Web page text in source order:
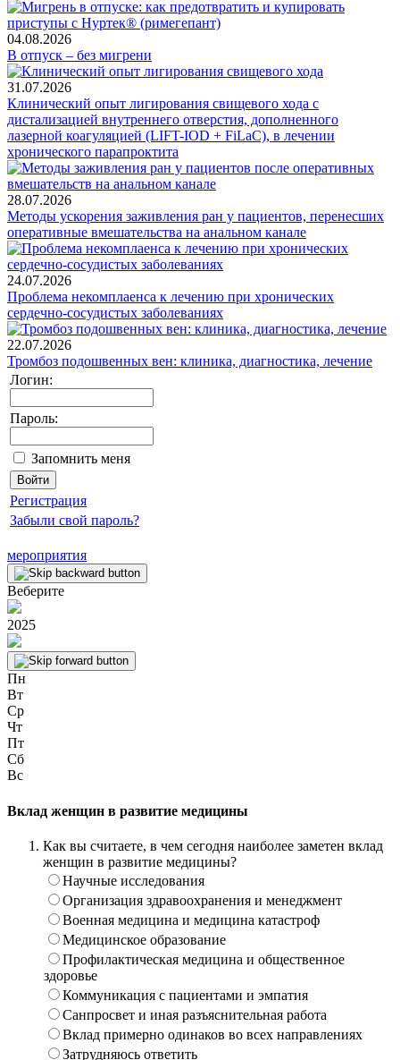
04.08.2026
В отпуск – без мигрени
31.07.2026
Клинический опыт лигирования свищевого хода с
дистализацией внутреннего отверстия, дополненного
лазерной коагуляцией (LIFT-IOD + FiLaC), в лечении
хронического парапроктита
28.07.2026
Методы ускорения заживления ран у пациентов, перенесших
оперативные вмешательства на анальном канале
24.07.2026
Проблема некомплаенса к лечению при хронических
сердечно-сосудистых заболеваниях
22.07.2026
Тромбоз подошвенных вен: клиника, диагностика, лечение
Логин:
Пароль:
Запомнить меня
Регистрация
Забыли свой пароль?
мероприятия
Веберите
2025
Пн
Вт
Ср
Чт
Пт
Сб
Вс
Вклад женщин в развитие медицины
Как вы считаете, в чем сегодня наиболее заметен вклад
женщин в развитие медицины?
Научные исследования
Организация здравоохранения и менеджмент
Военная медицина и медицина катастроф
Медицинское образование
Профилактическая медицина и общественное
здоровье
Коммуникация с пациентами и эмпатия
Санпросвет и иная разъяснительная работа
Вклад примерно одинаков во всех направлениях
Затрудняюсь ответить